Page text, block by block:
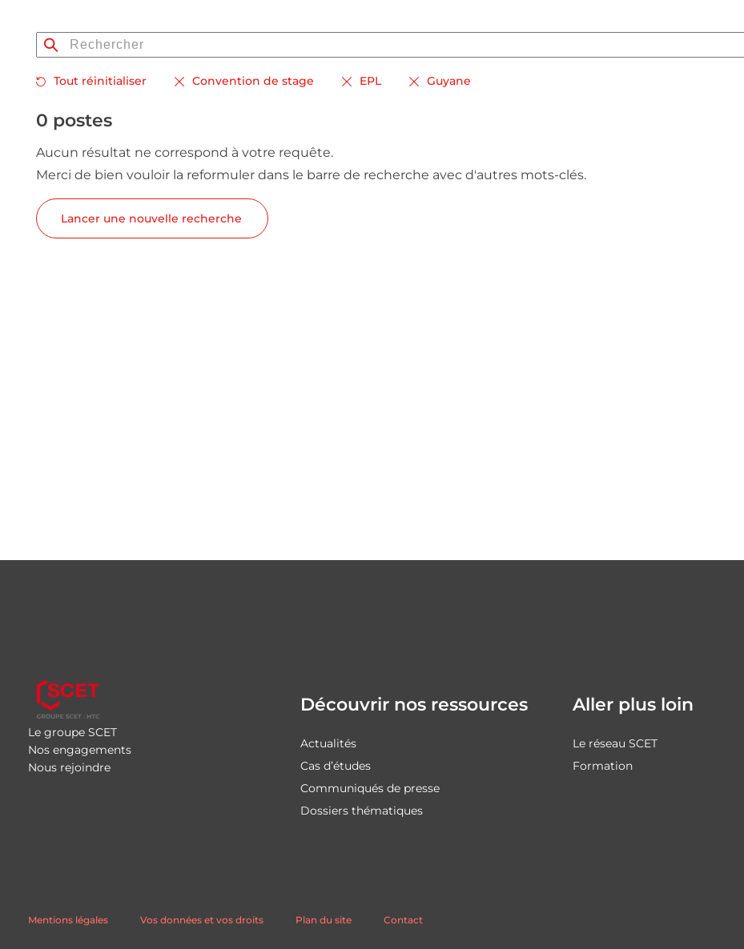
Tout réinitialiser Convention de stage EPL Guyane
0 postes
Aucun résultat ne correspond à votre requête.
Merci de bien vouloir la reformuler dans le barre de recherche avec d'autres mots-clés.
Lancer une nouvelle recherche
Le groupe SCET
Nos engagements
Nous rejoindre
Découvrir nos ressources
Actualités
Cas d’études
Communiqués de presse
Dossiers thématiques
Aller plus loin
Le réseau SCET
Formation
Mentions légales Vos données et vos droits Plan du site Contact